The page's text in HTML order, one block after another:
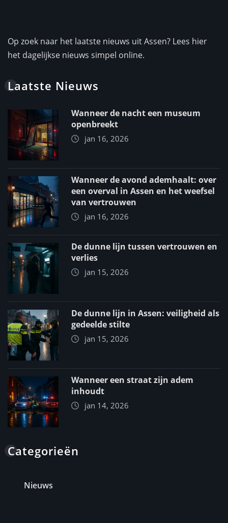
Op zoek naar het laatste nieuws uit Assen? Lees hier
het dagelijkse nieuws simpel online.
Laatste Nieuws
Wanneer de nacht een museum
openbreekt
jan 16, 2026
Wanneer de avond ademhaalt: over
een overval in Assen en het weefsel
van vertrouwen
jan 16, 2026
De dunne lijn tussen vertrouwen en
verlies
jan 15, 2026
De dunne lijn in Assen: veiligheid als
gedeelde stilte
jan 15, 2026
Wanneer een straat zijn adem
inhoudt
jan 14, 2026
Categorieën
Nieuws